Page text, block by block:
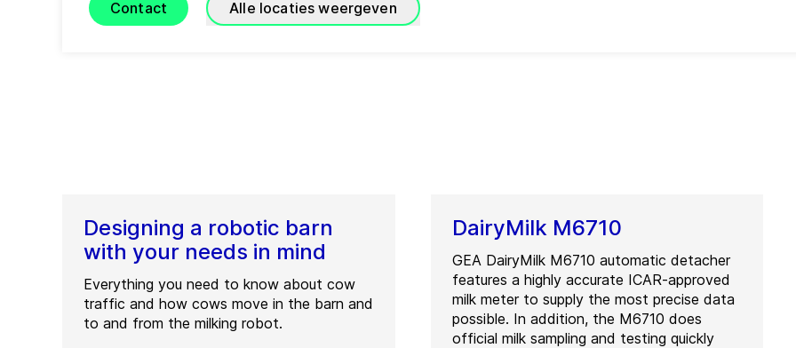
Contact Alle locaties weergeven
Canada
Tel.:
+1 289 288 5500
Fax:
+1 289 288 5501
Richmond
+1 604 278 4118
+1 604 278 4847
Designing a robotic barn
with your needs in mind
Everything you need to know about cow
traffic and how cows move in the barn and
to and from the milking robot.
DairyMilk M6710
GEA DairyMilk M6710 automatic detacher
features a highly accurate ICAR-approved
milk meter to supply the most precise data
possible. In addition, the M6710 does
official milk sampling and testing quickly